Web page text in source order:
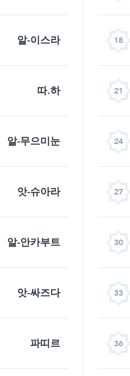
알-이스라 18
따.하 21
알-무으미눈 24
앗-슈아라 27
알-안카부트 30
앗-싸즈다 33
파띠르 36